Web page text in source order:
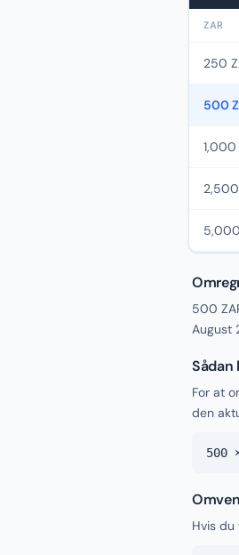
ZAR
250
500
1,000
500
August
Sådan
For at
den
500
Hvis du